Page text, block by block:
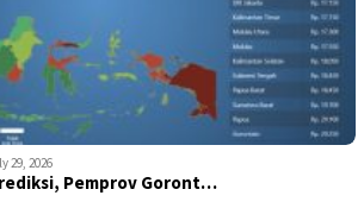
29, 2026
Pemprov Goront…